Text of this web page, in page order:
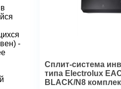
-
Основные режимы
Электропитание, ф /
Сплит-система
типа Electrolux
BLACK/N8